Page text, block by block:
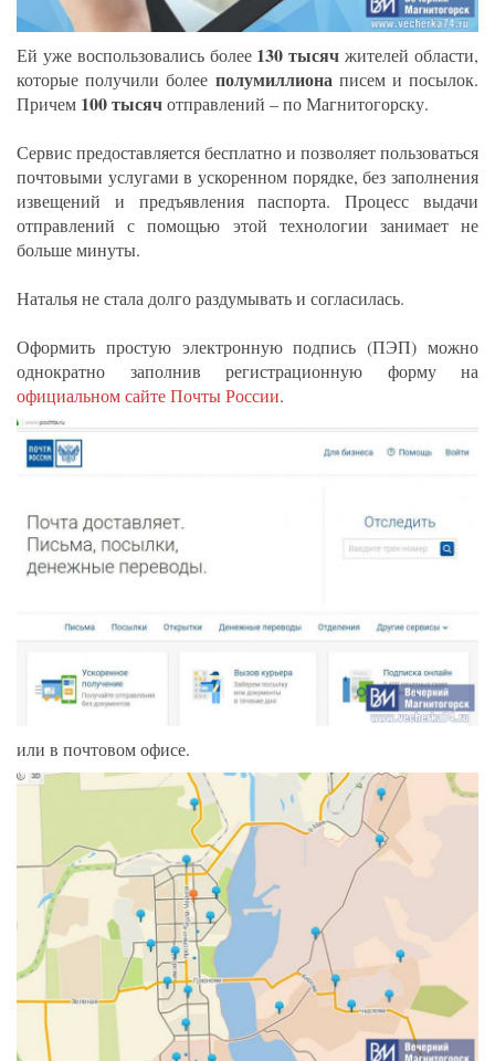
Ей уже воспользовались более 130 тысяч жителей области,
которые получили более полумиллиона писем и посылок.
Причем 100 тысячотправлений – по Магнитогорску.
Сервис предоставляется бесплатно и позволяет пользоваться
почтовыми услугами в ускоренном порядке, без заполнения
извещений и предъявления паспорта. Процесс выдачи
отправлений с помощью этой технологии занимает не
больше минуты.
Наталья не стала долго раздумывать и согласилась.
Оформить простую электронную подпись (ПЭП) можно
однократно заполнив регистрационную форму на
официальном сайте Почты России.
или в почтовом офисе.